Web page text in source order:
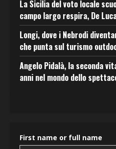
La Sicilia del voto locale
campo largo respira, De
Longi, dove i Nebrodi
che punta sul turismo
Angelo Pidalà, la seconda
anni nel mondo dello
First name or full name